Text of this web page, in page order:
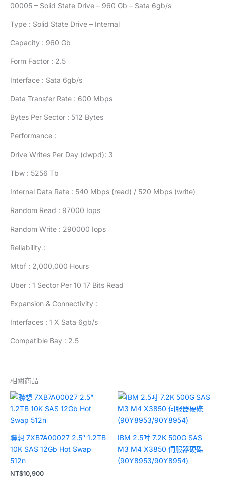
00005 – Solid State Drive – 960 Gb – Sata 6gb/s
Type : Solid State Drive – Internal
Capacity : 960 Gb
Form Factor : 2.5
Interface : Sata 6gb/s
Data Transfer Rate : 600 Mbps
Bytes Per Sector : 512 Bytes
Performance :
Drive Writes Per Day (dwpd): 3
Tbw : 5256 Tb
Internal Data Rate : 540 Mbps (read) / 520 Mbps (write)
Random Read : 97000 Iops
Random Write : 290000 Iops
Reliability :
Mtbf : 2,000,000 Hours
Uber : 1 Sector Per 10 17 Bits Read
Expansion & Connectivity :
Interfaces : 1 X Sata 6gb/s
Compatible Bay : 2.5
相關商品
聯想 7XB7A00027 2.5″ 1.2TB
10K SAS 12Gb Hot Swap
512n
NT$10,900
IBM 2.5吋 7.2K 500G SAS
M3 M4 X3850 伺服器硬碟
(90Y8953/90Y8954)